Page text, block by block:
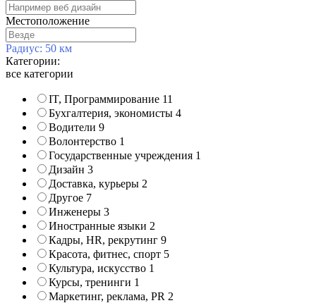
Местоположение
Радиус: 50 км
Категории:
все категории
IT, Программирование 11
Бухгалтерия, экономисты 4
Водители 9
Волонтерство 1
Государственные учреждения 1
Дизайн 3
Доставка, курьеры 2
Другое 7
Инженеры 3
Иностранные языки 2
Кадры, HR, рекрутинг 9
Красота, фитнес, спорт 5
Культура, искусство 1
Курсы, тренинги 1
Маркетинг, реклама, PR 2